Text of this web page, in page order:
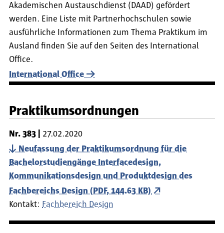
Akademischen Austauschdienst (DAAD) gefördert
werden. Eine Liste mit Partnerhochschulen sowie
ausführliche Informationen zum Thema Praktikum im
Ausland finden Sie auf den Seiten des International
Office.
International Office
Praktikumsordnungen
Nr. 383
27.02.2020
Neufassung der Praktikumsordnung für die
Bachelorstudiengänge Interfacedesign,
Kommunikationsdesign und Produktdesign des
Fachbereichs Design (PDF, 144.63 KB)
Kontakt: Fachbereich Design